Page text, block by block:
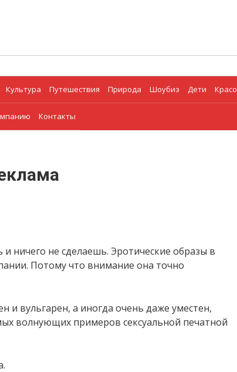
Культура Путешествия Природа Шоубиз Дети
Контакты
ничего не сделаешь. Эротические образы в
Потому что внимание она точно
и вульгарен, а иногда очень даже уместен,
волнующих примеров сексуальной печатной